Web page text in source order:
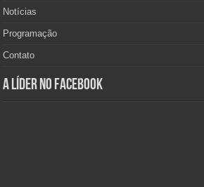
Notícias
Programação
Contato
A Líder no Facebook